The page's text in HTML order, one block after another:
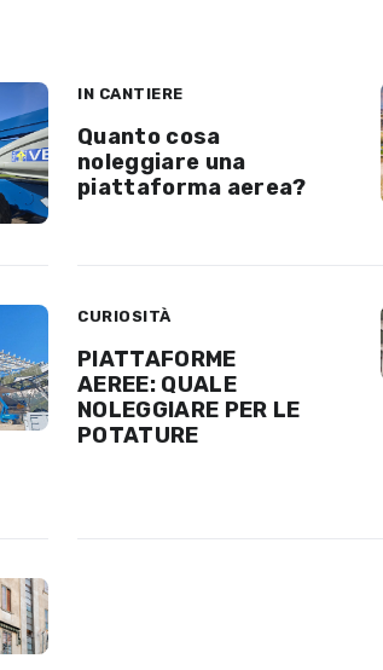
IN CANTIERE
Quanto cosa
noleggiare una
piattaforma aerea?
CURIOSITÀ
PIATTAFORME
AEREE: QUALE
NOLEGGIARE PER LE
POTATURE